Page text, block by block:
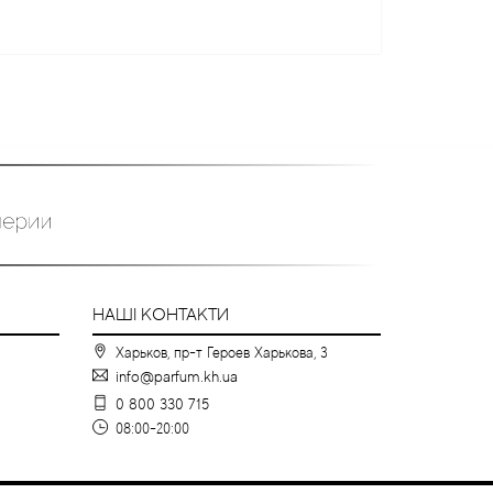
НАШІ КОНТАКТИ
Харьков, пр-т Героев Харькова, 3
info@parfum.kh.ua
0 800 330 715
08:00-20:00